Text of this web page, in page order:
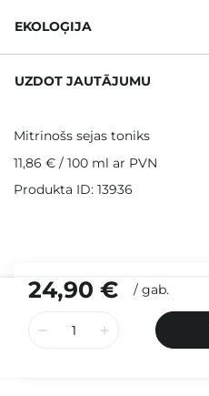
24,90 € / gab.
EKOLOĢIJA
UZDOT JAUTĀJUMU
Mitrinošs sejas toniks
11,86 € / 100 ml ar PVN
Produkta ID: 13936